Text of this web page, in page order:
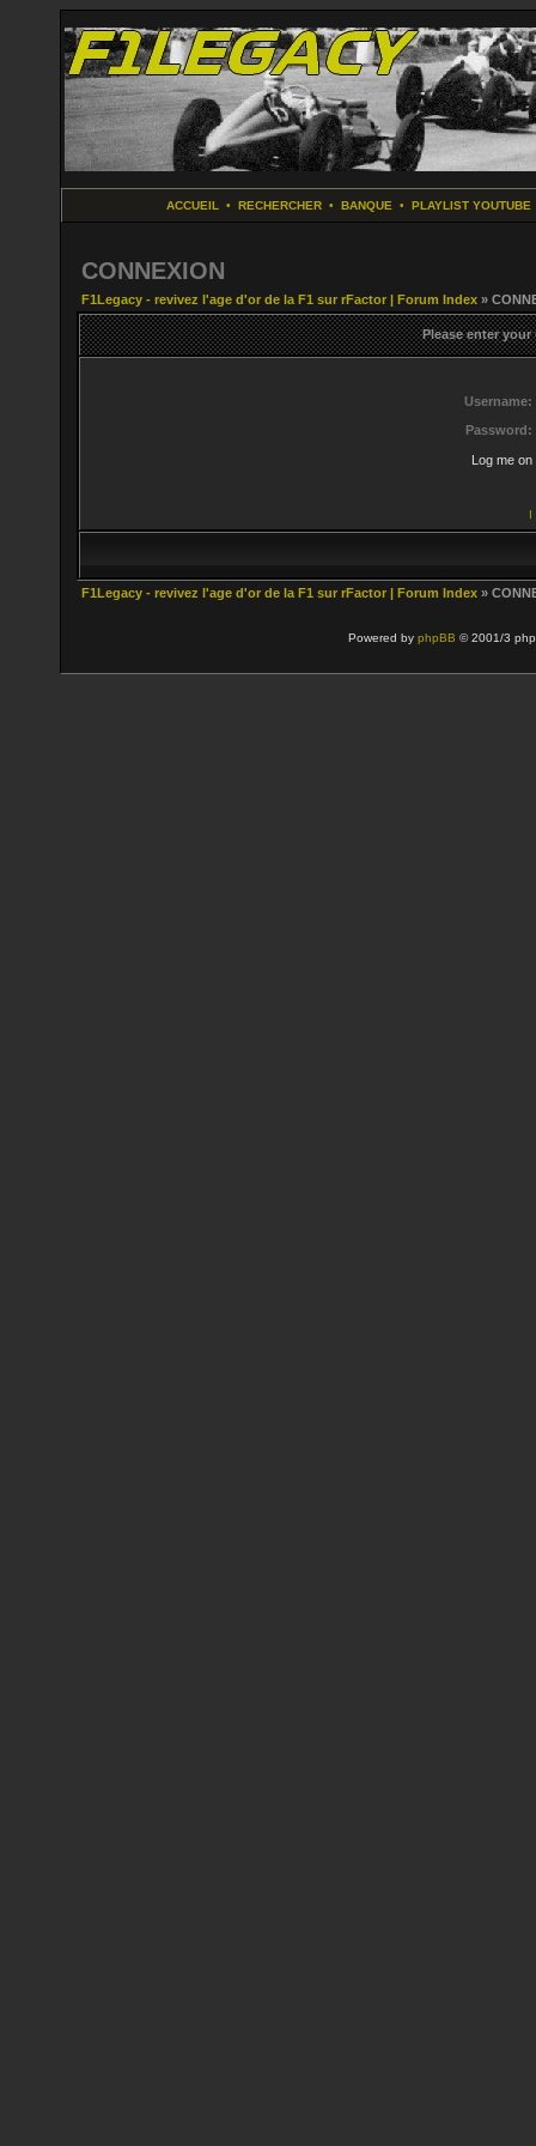
ACCUEIL • RECHERCHER• BANQUE • PLAYLIST YOUTUBE
CONNEXION
F1Legacy - revivez l'age d'or de la F1 sur rFactor | Forum Index »
Please enter
Username:
Password:
Log me
I
F1Legacy - revivez l'age d'or de la F1 sur rFactor | Forum Index »
Powered by phpBB © 2001/3